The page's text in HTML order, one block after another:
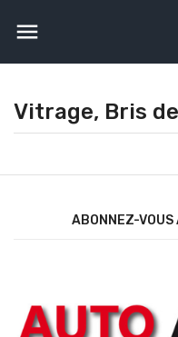

Vitrage, Bris
ABONNEZ-VOUS